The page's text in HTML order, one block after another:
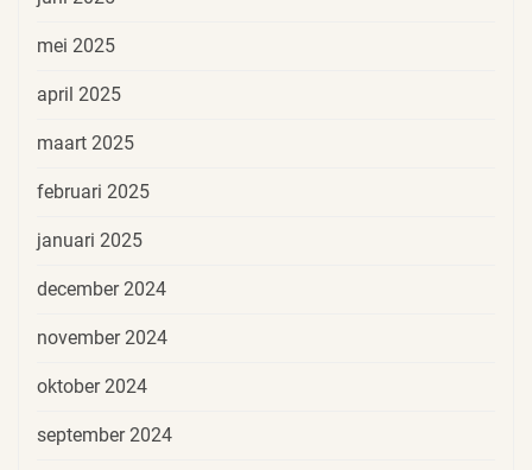
mei 2025
april 2025
maart 2025
februari 2025
januari 2025
december 2024
november 2024
oktober 2024
september 2024